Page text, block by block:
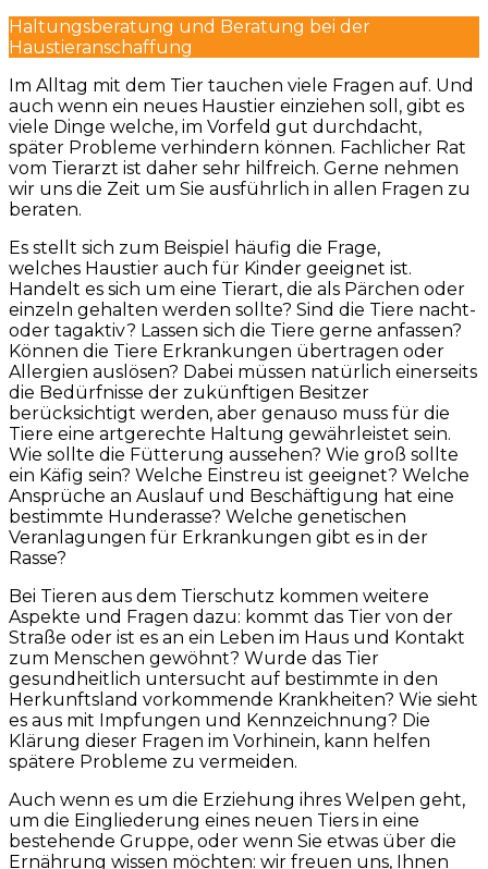
Haltungsberatung und Beratung bei der
Haustieranschaffung
Im Alltag mit dem Tier tauchen viele Fragen auf. Und
auch wenn ein neues Haustier einziehen soll, gibt es
viele Dinge welche, im Vorfeld gut durchdacht,
später Probleme verhindern können. Fachlicher Rat
vom Tierarzt ist daher sehr hilfreich. Gerne nehmen
wir uns die Zeit um Sie ausführlich in allen Fragen zu
beraten.
Es stellt sich zum Beispiel häufig die Frage,
welches Haustier auch für Kinder geeignet ist.
Handelt es sich um eine Tierart, die als Pärchen oder
einzeln gehalten werden sollte? Sind die Tiere nacht-
oder tagaktiv? Lassen sich die Tiere gerne anfassen?
Können die Tiere Erkrankungen übertragen oder
Allergien auslösen? Dabei müssen natürlich einerseits
die Bedürfnisse der zukünftigen Besitzer
berücksichtigt werden, aber genauso muss für die
Tiere eine artgerechte Haltung gewährleistet sein.
Wie sollte die Fütterung aussehen? Wie groß sollte
ein Käfig sein? Welche Einstreu ist geeignet? Welche
Ansprüche an Auslauf und Beschäftigung hat eine
bestimmte Hunderasse? Welche genetischen
Veranlagungen für Erkrankungen gibt es in der
Rasse?
Bei Tieren aus dem Tierschutz kommen weitere
Aspekte und Fragen dazu: kommt das Tier von der
Straße oder ist es an ein Leben im Haus und Kontakt
zum Menschen gewöhnt? Wurde das Tier
gesundheitlich untersucht auf bestimmte in den
Herkunftsland vorkommende Krankheiten? Wie sieht
es aus mit Impfungen und Kennzeichnung? Die
Klärung dieser Fragen im Vorhinein, kann helfen
spätere Probleme zu vermeiden.
Auch wenn es um die Erziehung ihres Welpen geht,
um die Eingliederung eines neuen Tiers in eine
bestehende Gruppe, oder wenn Sie etwas über die
Ernährung wissen möchten: wir freuen uns, Ihnen